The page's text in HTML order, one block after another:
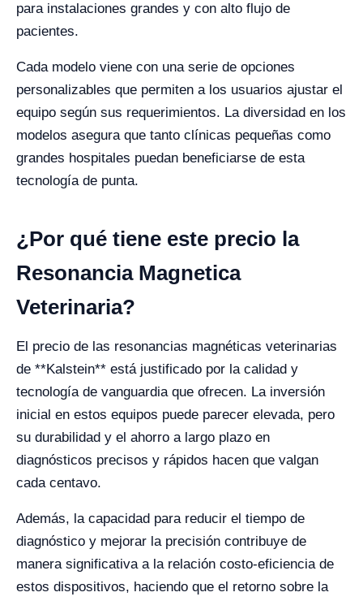
para instalaciones grandes y con alto flujo de
pacientes.
Cada modelo viene con una serie de opciones
personalizables que permiten a los usuarios ajustar el
equipo según sus requerimientos. La diversidad en los
modelos asegura que tanto clínicas pequeñas como
grandes hospitales puedan beneficiarse de esta
tecnología de punta.
¿Por qué tiene este precio la
Resonancia Magnetica
Veterinaria?
El precio de las resonancias magnéticas veterinarias
de **Kalstein** está justificado por la calidad y
tecnología de vanguardia que ofrecen. La inversión
inicial en estos equipos puede parecer elevada, pero
su durabilidad y el ahorro a largo plazo en
diagnósticos precisos y rápidos hacen que valgan
cada centavo.
Además, la capacidad para reducir el tiempo de
diagnóstico y mejorar la precisión contribuye de
manera significativa a la relación costo-eficiencia de
estos dispositivos, haciendo que el retorno sobre la